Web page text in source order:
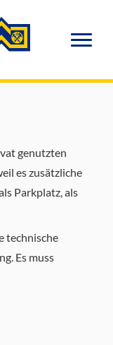
genutzten
es zusätzliche
Parkplatz, als
technische
Es muss